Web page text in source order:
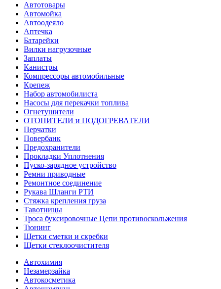
Автотовары
Автомойка
Автоодеяло
Аптечка
Батарейки
Вилки нагрузочные
Заплаты
Канистры
Компрессоры автомобильные
Крепеж
Набор автомобилиста
Насосы для перекачки топлива
Огнетушители
ОТОПИТЕЛИ и ПОДОГРЕВАТЕЛИ
Перчатки
Повербанк
Предохранители
Прокладки Уплотнения
Пуско-зарядное устройство
Ремни приводные
Ремонтное соединение
Рукава Шланги РТИ
Стяжка крепления груза
Тавотницы
Троса буксировочные Цепи противоскольжения
Тюнинг
Щетки сметки и скребки
Щетки стеклоочистителя
Автохимия
Незамерзайка
Автокосметика